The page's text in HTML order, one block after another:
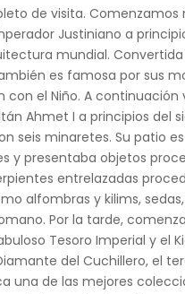
de visita.
Justiniano a
mundial.
es famosa por sus
con el Niño. A
Ahmet I a principios del
seis minaretes. Su patio
y presentaba objetos
entrelazadas
alfombras y kilims,
Por la tarde,
Tesoro Imperial y el
del Cuchillero, el
una de las mejores